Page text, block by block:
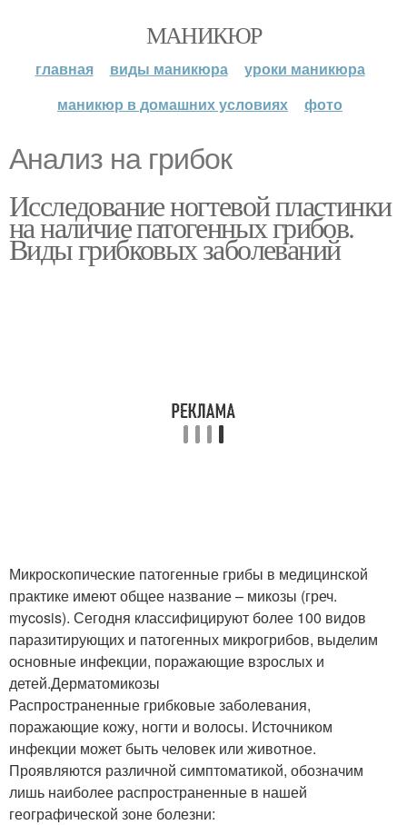
МАНИКЮР
главная виды маникюра
уроки маникюра
маникюр в домашних условиях
фото
Анализ на грибок
Исследование ногтевой пластинки
на наличие патогенных грибов.
Виды грибковых заболеваний
Микроскопические патогенные грибы в медицинской
практике имеют общее название – микозы (греч.
mycosis). Сегодня классифицируют более 100 видов
паразитирующих и патогенных микрогрибов, выделим
основные инфекции, поражающие взрослых и
детей.Дерматомикозы
Распространенные грибковые заболевания,
поражающие кожу, ногти и волосы. Источником
инфекции может быть человек или животное.
Проявляются различной симптоматикой, обозначим
лишь наиболее распространенные в нашей
географической зоне болезни: